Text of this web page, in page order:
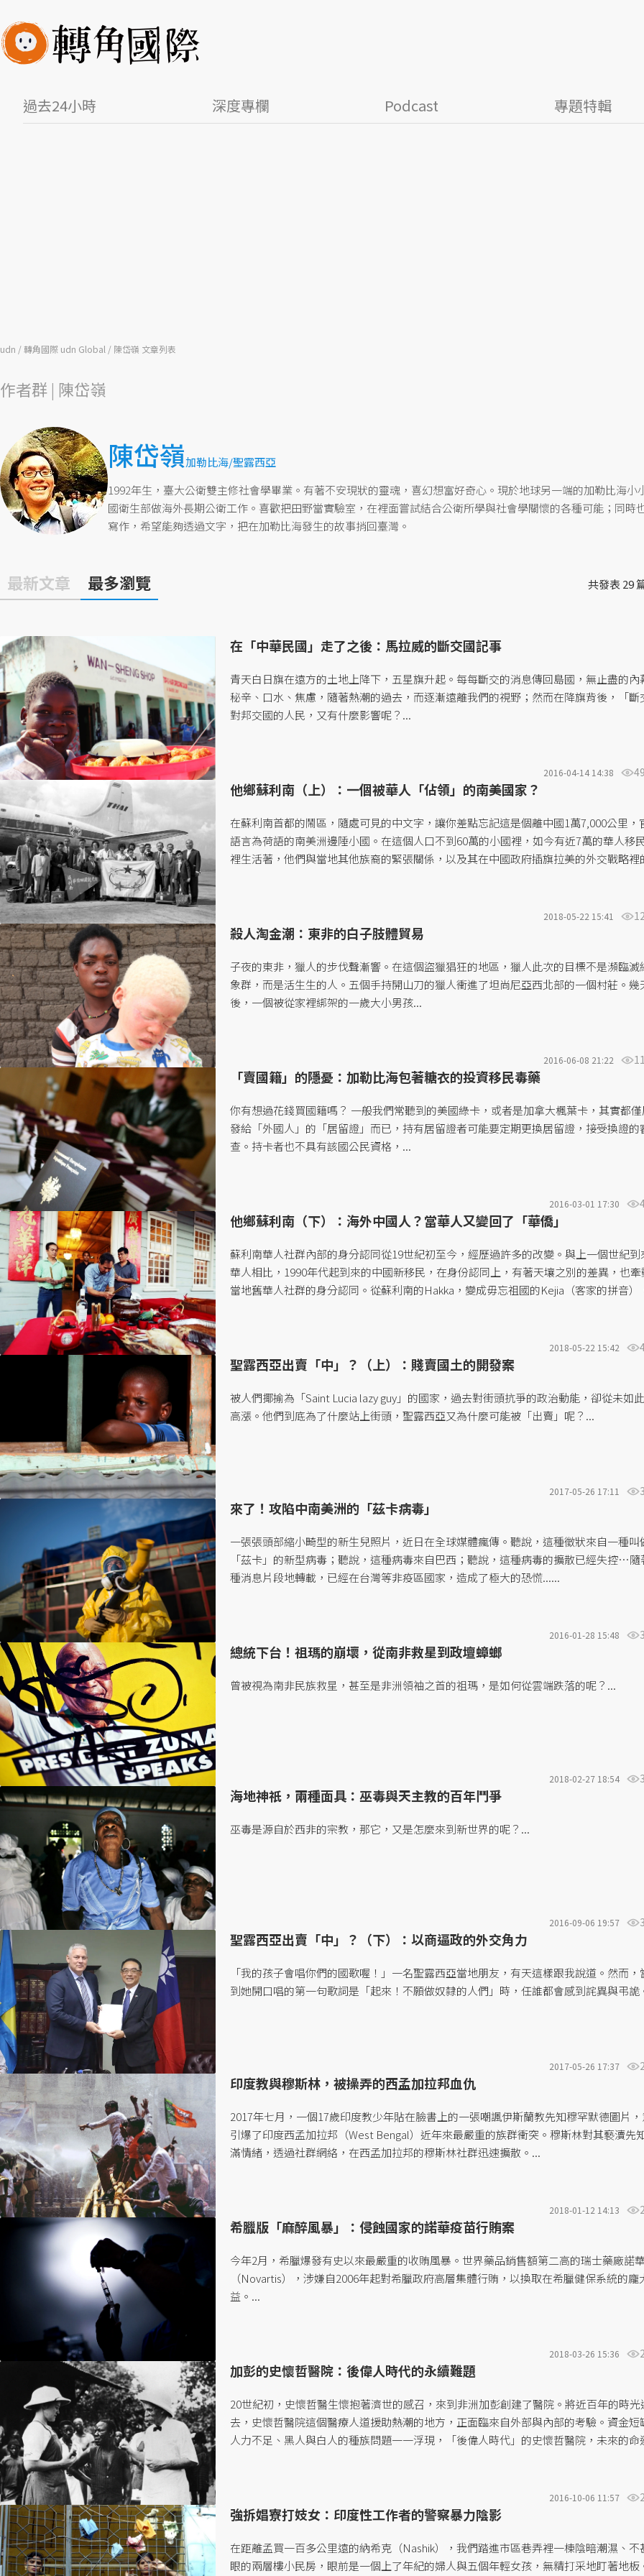
過去24小時 深度專欄 Podcast 專題特輯
udn 轉角國際 udn Global 陳岱嶺 文章列表
作者群 | 陳岱嶺
陳岱嶺加勒比海/聖露西亞
1992年生，臺大公衛雙主修社會學畢業。有著不安現狀的靈魂，喜幻想富好奇心。現於地球另一端的加勒比海小
國衛生部做海外長期公衛工作。喜歡把田野當實驗室，在裡面嘗試結合公衛所學與社會學關懷的各種可能；同時
寫作，希望能夠透過文字，把在加勒比海發生的故事捎回臺灣。
最新文章 最多瀏覽 共發表 29
在「中華民國」走了之後：馬拉威的斷交國記事
青天白日旗在遠方的土地上降下，五星旗升起。每每斷交的消息傳回島國，無止盡的內
秘辛、口水、焦慮，隨著熱潮的過去，而逐漸遠離我們的視野；然而在降旗背後，「斷
對邦交國的人民，又有什麼影響呢？...
2016-04-14 14:38
他鄉蘇利南（上）：一個被華人「佔領」的南美國家？
在蘇利南首都的鬧區，隨處可見的中文字，讓你差點忘記這是個離中國1萬7,000公里，
語言為荷語的南美洲邊陲小國。在這個人口不到60萬的小國裡，如今有近7萬的華人移
裡生活著，他們與當地其他族裔的緊張關係，以及其在中國政府插旗拉美的外交戰略裡
2018-05-22 15:41
殺人淘金潮：東非的白子肢體貿易
子夜的東非，獵人的步伐聲漸響。在這個盜獵猖狂的地區，獵人此次的目標不是瀕臨滅
象群，而是活生生的人。五個手持開山刀的獵人衝進了坦尚尼亞西北部的一個村莊。幾
後，一個被從家裡綁架的一歲大小男孩...
2016-06-08 21:22
「賣國籍」的隱憂：加勒比海包著糖衣的投資移民毒藥
你有想過花錢買國籍嗎？ 一般我們常聽到的美國綠卡，或者是加拿大楓葉卡，其實都
發給「外國人」的「居留證」而已，持有居留證者可能要定期更換居留證，接受換證的
查。持卡者也不具有該國公民資格，...
2016-03-01 17:30
他鄉蘇利南（下）：海外中國人？當華人又變回了「華僑」
蘇利南華人社群內部的身分認同從19世紀初至今，經歷過許多的改變。與上一個世紀到
華人相比，1990年代起到來的中國新移民，在身份認同上，有著天壤之別的差異，也
當地舊華人社群的身分認同。從蘇利南的Hakka，變成毋忘祖國的Kejia（客家的拼音）
2018-05-22 15:42
聖露西亞出賣「中」？（上）：賤賣國土的開發案
被人們揶揄為「Saint Lucia lazy guy」的國家，過去對街頭抗爭的政治動能，卻從未如
高漲。他們到底為了什麼站上街頭，聖露西亞又為什麼可能被「出賣」呢？...
2017-05-26 17:11
來了！攻陷中南美洲的「茲卡病毒」
一張張頭部縮小畸型的新生兒照片，近日在全球媒體瘋傳。聽說，這種徵狀來自一種叫
「茲卡」的新型病毒；聽說，這種病毒來自巴西；聽說，這種病毒的擴散已經失控…隨
種消息片段地轉載，已經在台灣等非疫區國家，造成了極大的恐慌......
2016-01-28 15:48
總統下台！祖瑪的崩壞，從南非救星到政壇蟑螂
曾被視為南非民族救星，甚至是非洲領袖之首的祖瑪，是如何從雲端跌落的呢？...
2018-02-27 18:54
海地神祇，兩種面具：巫毒與天主教的百年鬥爭
巫毒是源自於西非的宗教，那它，又是怎麼來到新世界的呢？...
2016-09-06 19:57
聖露西亞出賣「中」？（下）：以商逼政的外交角力
「我的孩子會唱你們的國歌喔！」一名聖露西亞當地朋友，有天這樣跟我說道。然而，
到她開口唱的第一句歌詞是「起來！不願做奴隸的人們」時，任誰都會感到詫異與弔詭
2017-05-26 17:37
印度教與穆斯林，被操弄的西孟加拉邦血仇
2017年七月，一個17歲印度教少年貼在臉書上的一張嘲諷伊斯蘭教先知穆罕默德圖片
引爆了印度西孟加拉邦（West Bengal）近年來最嚴重的族群衝突。穆斯林對其褻瀆先
滿情緒，透過社群網絡，在西孟加拉邦的穆斯林社群迅速擴散。...
2018-01-12 14:13
希臘版「麻醉風暴」：侵蝕國家的諾華疫苗行賄案
今年2月，希臘爆發有史以來最嚴重的收賄風暴。世界藥品銷售額第二高的瑞士藥廠諾
（Novartis），涉嫌自2006年起對希臘政府高層集體行賄，以換取在希臘健保系統的龐
益。...
2018-03-26 15:36
加彭的史懷哲醫院：後偉人時代的永續難題
20世紀初，史懷哲醫生懷抱著濟世的感召，來到非洲加彭創建了醫院。將近百年的時光
去，史懷哲醫院這個醫療人道援助熱潮的地方，正面臨來自外部與內部的考驗。資金短
人力不足、黑人與白人的種族問題一一浮現，「後偉人時代」的史懷哲醫院，未來的命
2016-10-06 11:57
強拆娼寮打妓女：印度性工作者的警察暴力陰影
在距離孟買一百多公里遠的納希克（Nashik），我們踏進市區巷弄裡一棟陰暗潮濕、不
眼的兩層樓小民房，眼前是一個上了年紀的婦人與五個年輕女孩，無精打采地盯著地板